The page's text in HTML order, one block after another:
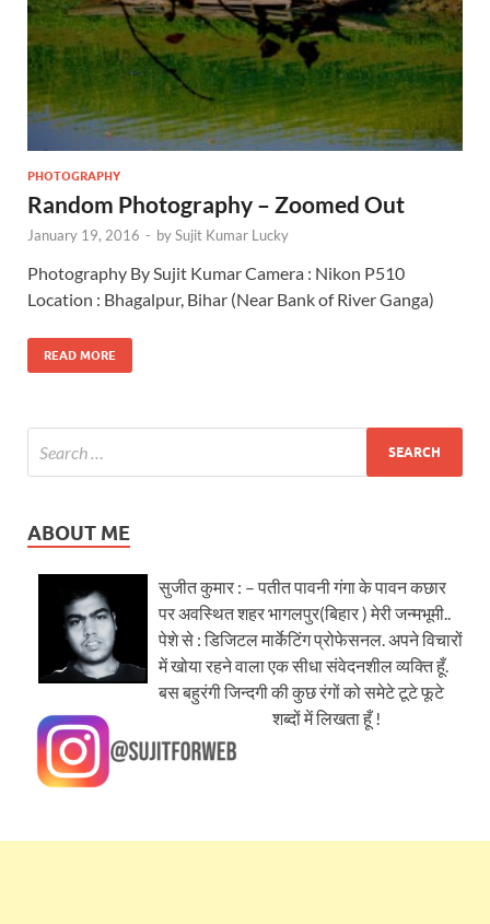
PHOTOGRAPHY
Random Photography – Zoomed Out
January 19, 2016 - bySujit Kumar Lucky
Photography By Sujit Kumar Camera : Nikon P510
Location : Bhagalpur, Bihar (Near Bank of River Ganga)
READ MORE
ABOUT ME
सुजीत कुमार : – पतीत पावनी गंगा के पावन कछार
पर अवस्थित शहर भागलपुर(बिहार ) मेरी जन्मभूमी..
पेशे से : डिजिटल मार्केटिंग प्रोफेसनल. अपने विचारों
में खोया रहने वाला एक सीधा संवेदनशील व्यक्ति हूँ.
बस बहुरंगी जिन्दगी की कुछ रंगों को समेटे टूटे फूटे
शब्दों में लिखता हूँ !